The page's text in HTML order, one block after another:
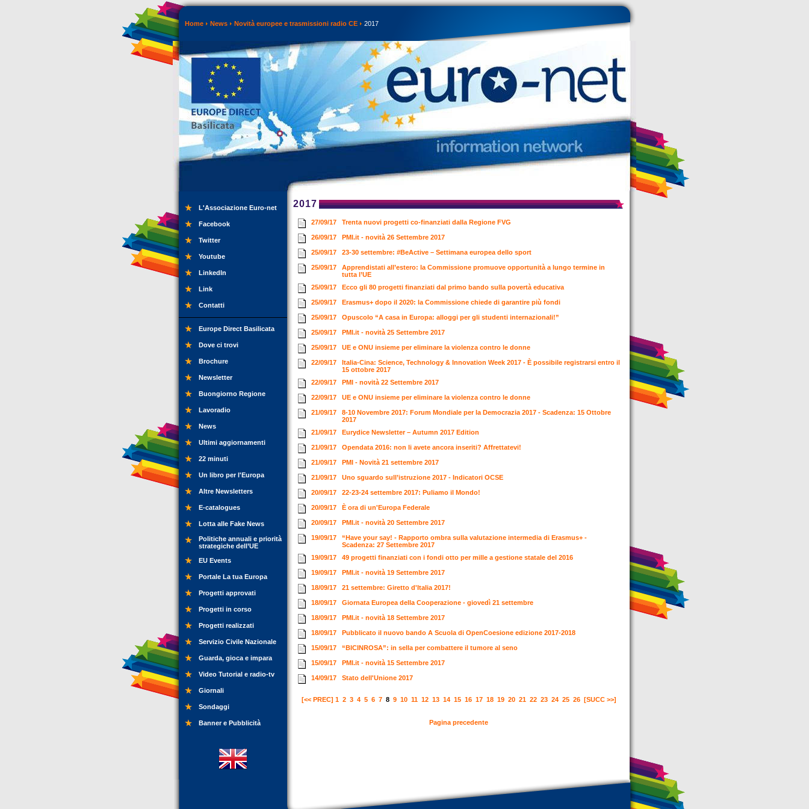
Home News Novità europee e trasmissioni radio CE 2017
L'Associazione Euro-net
Facebook
Twitter
Youtube
LinkedIn
Link
Contatti
Europe Direct Basilicata
Dove ci trovi
Brochure
Newsletter
Buongiorno Regione
Lavoradio
News
Ultimi aggiornamenti
22 minuti
Un libro per l'Europa
Altre Newsletters
E-catalogues
Lotta alle Fake News
Politiche annuali e priorità
strategiche dell’UE
EU Events
Portale La tua Europa
Progetti approvati
Progetti in corso
Progetti realizzati
Servizio Civile Nazionale
Guarda, gioca e impara
Video Tutorial e radio-tv
Giornali
Sondaggi
Banner e Pubblicità
2017
27/09/17 Trenta nuovi progetti co-finanziati dalla Regione FVG
26/09/17 PMI.it - novità 26 Settembre 2017
25/09/17 23-30 settembre: #BeActive – Settimana europea dello sport
25/09/17
Apprendistati all’estero: la Commissione promuove opportunità a lungo termine in
tutta l’UE
25/09/17
Ecco gli 80 progetti finanziati dal primo bando sulla povertà educativa
25/09/17 Erasmus+ dopo il 2020: la Commissione chiede di garantire più fondi
25/09/17 Opuscolo “A casa in Europa: alloggi per gli studenti internazionali!”
25/09/17 PMI.it - novità 25 Settembre 2017
25/09/17 UE e ONU insieme per eliminare la violenza contro le donne
22/09/17
Italia-Cina: Science, Technology & Innovation Week 2017 - È possibile registrarsi entro il
15 ottobre 2017
22/09/17
PMI - novità 22 Settembre 2017
22/09/17 UE e ONU insieme per eliminare la violenza contro le donne
21/09/17
8-10 Novembre 2017: Forum Mondiale per la Democrazia 2017 - Scadenza: 15 Ottobre
2017
21/09/17
Eurydice Newsletter – Autumn 2017 Edition
21/09/17 Opendata 2016: non li avete ancora inseriti? Affrettatevi!
21/09/17 PMI - Novità 21 settembre 2017
21/09/17 Uno sguardo sull’istruzione 2017 - Indicatori OCSE
20/09/17 22-23-24 settembre 2017: Puliamo il Mondo!
20/09/17 È ora di un'Europa Federale
20/09/17 PMI.it - novità 20 Settembre 2017
19/09/17
“Have your say! - Rapporto ombra sulla valutazione intermedia di Erasmus+ -
Scadenza: 27 Settembre 2017
19/09/17
49 progetti finanziati con i fondi otto per mille a gestione statale del 2016
19/09/17 PMI.it - novità 19 Settembre 2017
18/09/17 21 settembre: Giretto d'Italia 2017!
18/09/17 Giornata Europea della Cooperazione - giovedì 21 settembre
18/09/17 PMI.it - novità 18 Settembre 2017
18/09/17 Pubblicato il nuovo bando A Scuola di OpenCoesione edizione 2017-2018
15/09/17 “BICINROSA”: in sella per combattere il tumore al seno
15/09/17 PMI.it - novità 15 Settembre 2017
14/09/17 Stato dell'Unione 2017
[<< PREC] 1 2 3 4 5 6 7 8 9 10 11 12 13 14 15 16 17 18 19 20 21 22 23 24 25 26 [SUCC >>]
Pagina precedente